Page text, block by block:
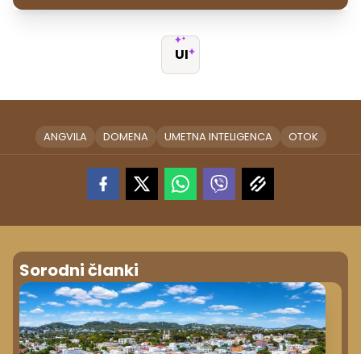
UI
ANGVILA DOMENA UMETNA INTELIGENCA OTOK
Sorodni članki